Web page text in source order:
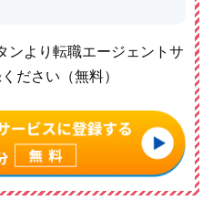
ンより転職エージェントサ
ださい（無料）